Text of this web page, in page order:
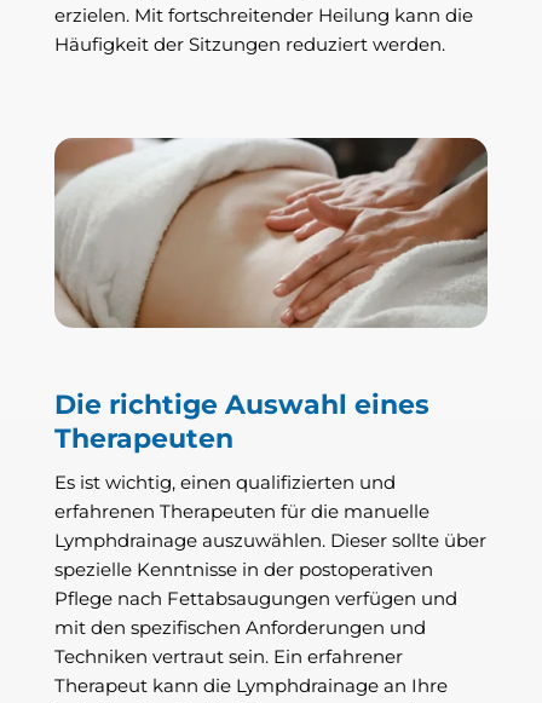
erzielen. Mit fortschreitender Heilung kann die
Häufigkeit der Sitzungen reduziert werden.
Die richtige Auswahl eines
Therapeuten
Es ist wichtig, einen qualifizierten und
erfahrenen Therapeuten für die manuelle
Lymphdrainage auszuwählen. Dieser sollte über
spezielle Kenntnisse in der postoperativen
Pflege nach Fettabsaugungen verfügen und
mit den spezifischen Anforderungen und
Techniken vertraut sein. Ein erfahrener
Therapeut kann die Lymphdrainage an Ihre